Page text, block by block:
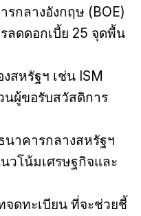
กลางอังกฤษ (BOE)
ลดดอกเบี้ย 25 จุดพื้น
สหรัฐฯ เช่น ISM
นผู้ขอรับสวัสดิการ
นาคารกลางสหรัฐฯ
วโน้มเศรษฐกิจและ
จดทะเบียน ที่จะช่วยชี้